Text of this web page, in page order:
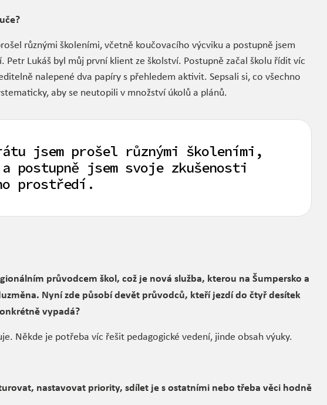
různými školeními, včetně koučovacího výcviku a postupně jsem
Lukáš byl můj první klient ze školství. Postupně začal školu řídit víc
nalepené dva papíry s přehledem aktivit. Sepsali si, co všechno
aby se neutopili v množství úkolů a plánů.
jsem prošel různými školeními,
postupně jsem svoje zkušenosti
prostředí.
průvodcem škol, což je nová služba, kterou na Šumpersko a
Nyní zde působí devět průvodců, kteří jezdí do čtyř desítek
vypadá?
Někde je potřeba víc řešit pedagogické vedení, jinde obsah výuky.
nastavovat priority, sdílet je s ostatními nebo třeba věci hodně